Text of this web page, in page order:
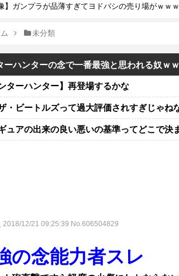
未分類
ーハンターの念で一番最強と思われる奴ｗ
ンターハンター】再登場するかな
・ビートルズって過大評価されすぎじゃね
ュアの出来の良い悪いの基準ってどこで決
2018/12/21 09:25:39 No.606504829
の念能力者スレ